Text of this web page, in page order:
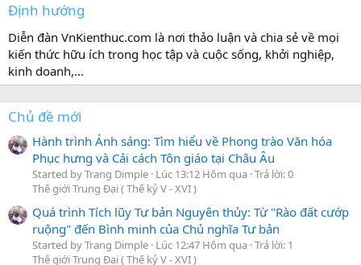
Định hướng
Diễn đàn VnKienthuc.com là nơi thảo luận và chia sẻ về mọi
kiến thức hữu ích trong học tập và cuộc sống, khởi nghiệp,
kinh doanh,...
Chủ đề mới
Hành trình Ánh sáng: Tìm hiểu về Phong trào Văn hóa
Phục hưng và Cải cách Tôn giáo tại Châu Âu
Started by Trang Dimple Lúc 13:12 Hôm qua Trả lời: 0
Thế giới Trung Đại ( Thế kỷ V - XVI )
Quá trình Tích lũy Tư bản Nguyên thủy: Từ "Rào đất cướp
ruộng" đến Bình minh của Chủ nghĩa Tư bản
Started by Trang Dimple Lúc 12:47 Hôm qua Trả lời: 1
Thế giới Trung Đại ( Thế kỷ V - XVI )